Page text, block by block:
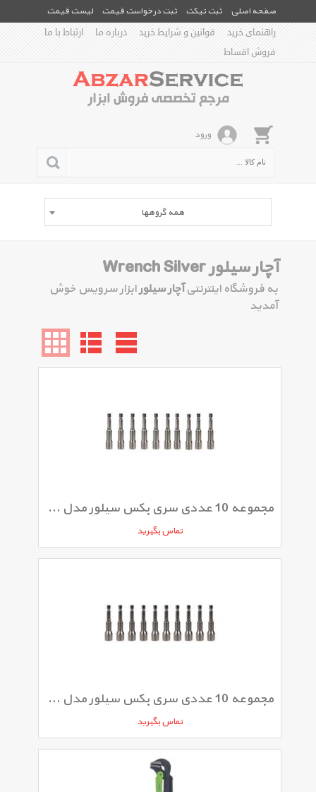
صفحه اصلی ثبت تیکت ثبت درخواست قیمت
لیست قیمت
راهنمای خرید
قوانین و شرایط خرید درباره ما
ارتباط با ما
فروش اقساط
ورود
همه گروهها
آچار سیلور Wrench Silver
به فروشگاه اینترنتیآچار سیلورابزار سرویس خوش
آمدید
مجموعه 10 عددی سری بکس سیلور مدل GTH49A10
تماس بگیرید
مجموعه 10 عددی سری بکس سیلور مدل GTH49A10
تماس بگیرید